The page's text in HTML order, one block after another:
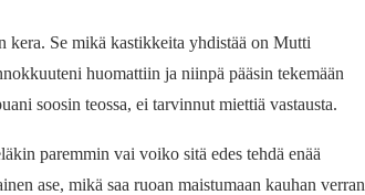
kera. Se mikä kastikkeita yhdistää on Mutti
huomattiin ja niinpä pääsin tekemään
soosin teossa, ei tarvinnut miettiä vastausta.
paremmin vai voiko sitä edes tehdä enää
ase, mikä saa ruoan maistumaan kauhan verran